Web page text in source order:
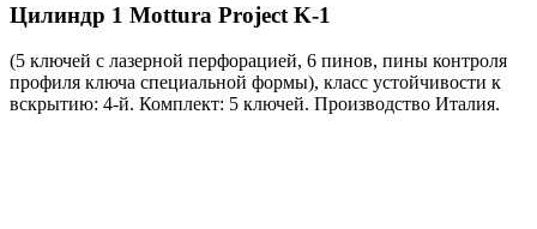
Цилиндр 1 Mottura Project K-1
(5 ключей с лазерной перфорацией, 6 пинов, пины контроля
профиля ключа специальной формы), класс устойчивости к
вскрытию: 4-й. Комплект: 5 ключей. Производство Италия.